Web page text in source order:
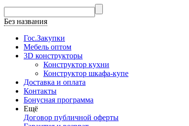
Без названия
Гос.Закупки
Мебель оптом
3D конструкторы
Конструктор кухни
Конструктор шкафа-купе
Доставка и оплата
Контакты
Бонусная программа
Ещё
Договор публичной оферты